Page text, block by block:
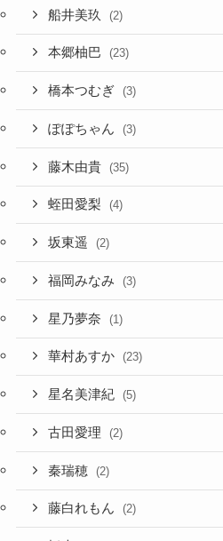
船井美玖 (2)
本郷柚巴 (23)
橋本つむぎ (3)
ぽぽちゃん (3)
藤木由貴 (35)
蛭田愛梨 (4)
坂東遥 (2)
福岡みなみ (3)
星乃夢奈 (1)
華村あすか (23)
星名美津紀 (5)
古田愛理 (2)
秦瑞穂 (2)
藤白れもん (2)